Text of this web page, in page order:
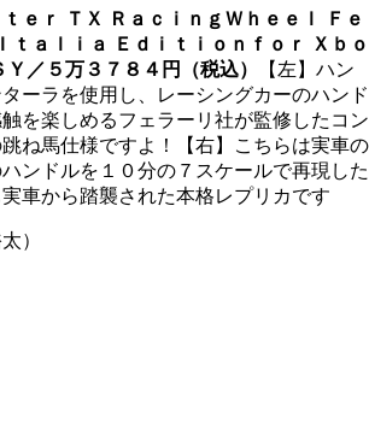
ｅｒ ＴＸ ＲａｃｉｎｇＷｈｅｅｌ Ｆｅ
ｔａｌｉａ Ｅｄｉｔｉｏｎｆｏｒ Ｘｂｏ
Ｙ／５万３７８４円（税込）
【左】ハン
ーラを使用し、レーシングカーのハンド
を楽しめるフェラーリ社が監修したコン
跳ね馬仕様ですよ！【右】こちらは実車の
ンドルを１０分の７スケールで再現した
車から踏襲された本格レプリカです
）